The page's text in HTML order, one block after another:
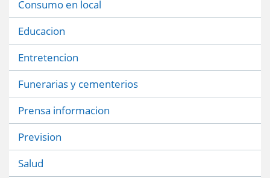
Consumo en local
Educacion
Entretencion
Funerarias y cementerios
Prensa informacion
Prevision
Salud